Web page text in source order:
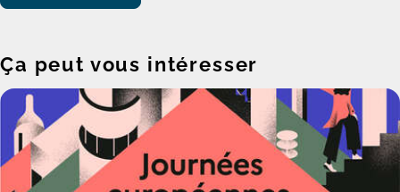
Ça peut vous intéresser